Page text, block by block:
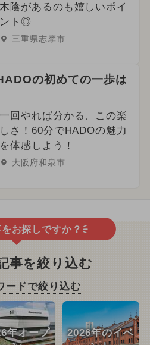
木陰があるのも嬉しいポイ
ント◎
三重県志摩市
の初めての一歩は
一回やれば分かる、この楽
しさ！60分でHADOの魅力
を体感しよう！
大阪府和泉市
お探しですか？
事を絞り込む
ードで絞り込む
年オープ
2026年のイベ